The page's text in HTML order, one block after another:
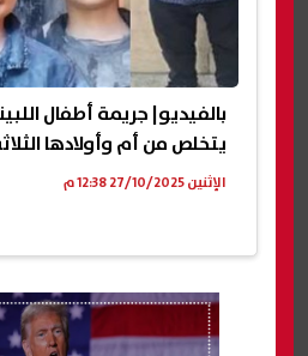
بالفيديو| جريمة أطفال
يتخلص من أم وأولادها
الإثنين 27/10/2025 12:38 م